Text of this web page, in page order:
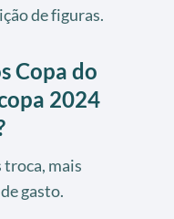
de figuras.
Copa do
2024
troca, mais
gasto.